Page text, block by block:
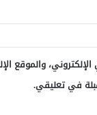
والموقع
في تعليقي.